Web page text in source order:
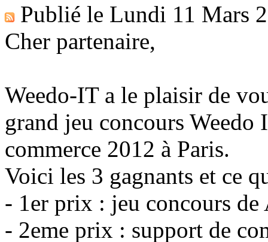
Publié le Lundi 11 Mars
Cher partenaire,
Weedo-IT a le plaisir de
grand jeu concours
commerce 2012 à Paris.
Voici les 3 gagnants et ce
- 1er prix : jeu concours
- 2eme prix : support de